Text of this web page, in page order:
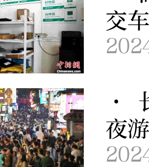
交
·
夜